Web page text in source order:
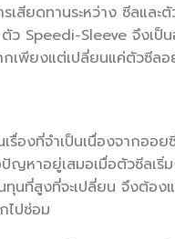
สียดทานระหว่าง ซีลแล
ว Speedi-Sleeve จึง
เพียงแต่เปลี่ยนแค่ตัวซีลอ
รื่องที่จำเป็นเนื่องจากอ
หาอยู่เสมอเมื่อตัวซีลเริ่
นที่สูงที่จะเปลี่ยน จึงต้
ไปซ่อม